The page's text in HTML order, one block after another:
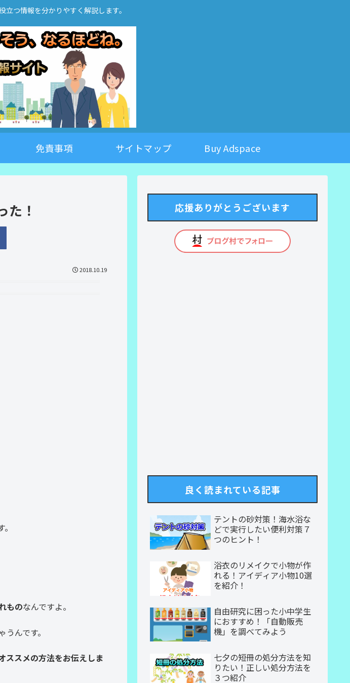
つ情報を分かりやすく解説します。
免責事項 サイトマップ Buy Adspace
た！
2018.10.19
ものなんですよ。
んです。
ススメの方法をお伝えしま
応援ありがとうございます
良く読まれている記事
テントの砂対策！海水浴な
どで実行したい便利対策７
つのヒント！
浴衣のリメイクで小物が作
れる！アイディア小物10選
を紹介！
自由研究に困った小中学生
におすすめ！「自動販売
機」を調べてみよう
七夕の短冊の処分方法を知
りたい！正しい処分方法を
３つ紹介